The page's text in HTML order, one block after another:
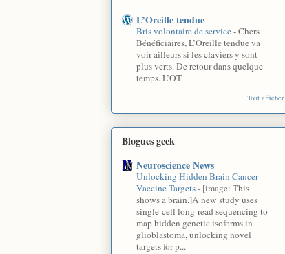
L’Oreille tendue
Bris volontaire de service-Chers
Bénéficiaires, L’Oreille tendue va
voir ailleurs si les claviers y sont
plus verts. De retour dans quelque
temps. L’OT
Tout afficher
Blogues geek
Neuroscience News
Unlocking Hidden Brain Cancer
Vaccine Targets- [image: This
shows a brain.]A new study uses
single-cell long-read sequencing to
map hidden genetic isoforms in
glioblastoma, unlocking novel
targets for p...